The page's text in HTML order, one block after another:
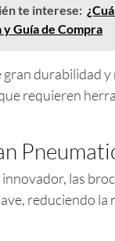
te interese:
Guía de Compra
gran durabilidad
requieren
las
reduciendo la